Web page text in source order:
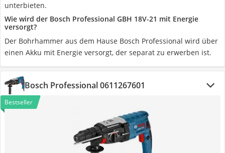
unterbieten.
Wie wird der Bosch Professional GBH 18V-21 mit Energie
versorgt?
Der Bohrhammer aus dem Hause Bosch Professional wird über
einen Akku mit Energie versorgt, der separat zu erwerben ist.
Bosch Professional 0611267601
Bestseller